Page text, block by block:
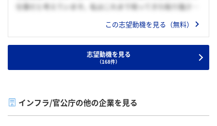
仕事だと考えています。私はこれまで培ってきた粘り強さや
の転換を両立させる業務に挑戦し、九州全体の地域社会に貢
この志望動機を見る（無料）
志望動機を見る
（168件）
インフラ/官公庁の他の企業を見る